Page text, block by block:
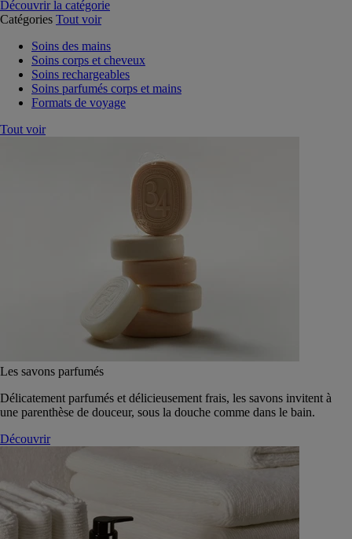
Découvrir la catégorie
Catégories Tout voir
Soins des mains
Soins corps et cheveux
Soins rechargeables
Soins parfumés corps et mains
Formats de voyage
Tout voir
Les savons parfumés
Délicatement parfumés et délicieusement frais, les savons invitent à
une parenthèse de douceur, sous la douche comme dans le bain.
Découvrir